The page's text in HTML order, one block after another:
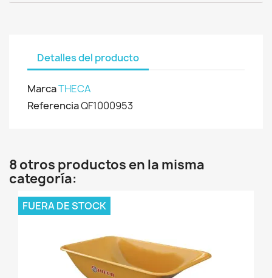
Detalles del producto
MarcaTHECA
ReferenciaQF1000953
8 otros productos en la misma
categoría:
FUERA DE STOCK